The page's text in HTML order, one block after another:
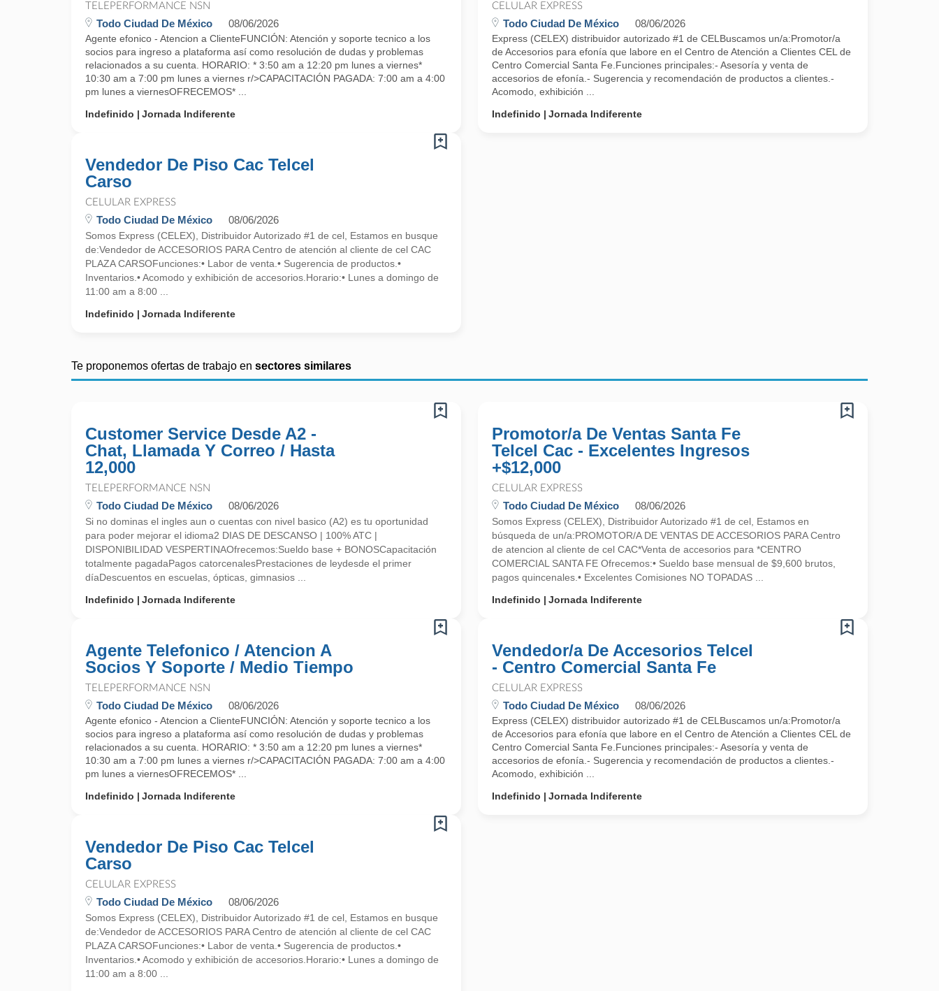
TELEPERFORMANCE NSN
Todo Ciudad De México 08/06/2026
Agente efonico - Atencion a ClienteFUNCIÓN: Atención y soporte tecnico a los
socios para ingreso a plataforma así como resolución de dudas y problemas
relacionados a su cuenta. HORARIO: * 3:50 am a 12:20 pm lunes a viernes*
10:30 am a 7:00 pm lunes a viernes r/>CAPACITACIÓN PAGADA: 7:00 am a 4:00
pm lunes a viernesOFRECEMOS* ...
Indefinido
Jornada Indiferente
CELULAR EXPRESS
Todo Ciudad De México 08/06/2026
Express (CELEX) distribuidor autorizado #1 de CELBuscamos un/a:Promotor/a
de Accesorios para efonía que labore en el Centro de Atención a Clientes CEL de
Centro Comercial Santa Fe.Funciones principales:- Asesoría y venta de
accesorios de efonía.- Sugerencia y recomendación de productos a clientes.-
Acomodo, exhibición ...
Indefinido
Jornada Indiferente
Vendedor De Piso Cac Telcel
Carso
CELULAR EXPRESS
Todo Ciudad De México 08/06/2026
Somos Express (CELEX), Distribuidor Autorizado #1 de cel, Estamos en busque
de:Vendedor de ACCESORIOS PARA Centro de atención al cliente de cel CAC
PLAZA CARSOFunciones:• Labor de venta.• Sugerencia de productos.•
Inventarios.• Acomodo y exhibición de accesorios.Horario:• Lunes a domingo de
11:00 am a 8:00 ...
Indefinido
Jornada Indiferente
Te proponemos ofertas de trabajo en sectores similares
Customer Service Desde A2 -
Chat, Llamada Y Correo / Hasta
12,000
TELEPERFORMANCE NSN
Todo Ciudad De México 08/06/2026
Si no dominas el ingles aun o cuentas con nivel basico (A2) es tu oportunidad
para poder mejorar el idioma2 DIAS DE DESCANSO | 100% ATC |
DISPONIBILIDAD VESPERTINAOfrecemos:Sueldo base + BONOSCapacitación
totalmente pagadaPagos catorcenalesPrestaciones de leydesde el primer
díaDescuentos en escuelas, ópticas, gimnasios ...
Indefinido
Jornada Indiferente
Promotor/a De Ventas Santa Fe
Telcel Cac - Excelentes Ingresos
+$12,000
CELULAR EXPRESS
Todo Ciudad De México 08/06/2026
Somos Express (CELEX), Distribuidor Autorizado #1 de cel, Estamos en
búsqueda de un/a:PROMOTOR/A DE VENTAS DE ACCESORIOS PARA Centro
de atencion al cliente de cel CAC*Venta de accesorios para *CENTRO
COMERCIAL SANTA FE Ofrecemos:• Sueldo base mensual de $9,600 brutos,
pagos quincenales.• Excelentes Comisiones NO TOPADAS ...
Indefinido
Jornada Indiferente
Agente Telefonico / Atencion A
Socios Y Soporte / Medio Tiempo
TELEPERFORMANCE NSN
Todo Ciudad De México 08/06/2026
Agente efonico - Atencion a ClienteFUNCIÓN: Atención y soporte tecnico a los
socios para ingreso a plataforma así como resolución de dudas y problemas
relacionados a su cuenta. HORARIO: * 3:50 am a 12:20 pm lunes a viernes*
10:30 am a 7:00 pm lunes a viernes r/>CAPACITACIÓN PAGADA: 7:00 am a 4:00
pm lunes a viernesOFRECEMOS* ...
Indefinido
Jornada Indiferente
Vendedor/a De Accesorios Telcel
- Centro Comercial Santa Fe
CELULAR EXPRESS
Todo Ciudad De México 08/06/2026
Express (CELEX) distribuidor autorizado #1 de CELBuscamos un/a:Promotor/a
de Accesorios para efonía que labore en el Centro de Atención a Clientes CEL de
Centro Comercial Santa Fe.Funciones principales:- Asesoría y venta de
accesorios de efonía.- Sugerencia y recomendación de productos a clientes.-
Acomodo, exhibición ...
Indefinido
Jornada Indiferente
Vendedor De Piso Cac Telcel
Carso
CELULAR EXPRESS
Todo Ciudad De México 08/06/2026
Somos Express (CELEX), Distribuidor Autorizado #1 de cel, Estamos en busque
de:Vendedor de ACCESORIOS PARA Centro de atención al cliente de cel CAC
PLAZA CARSOFunciones:• Labor de venta.• Sugerencia de productos.•
Inventarios.• Acomodo y exhibición de accesorios.Horario:• Lunes a domingo de
11:00 am a 8:00 ...